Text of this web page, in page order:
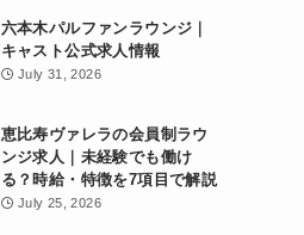
六本木パルファンラウンジ｜
キャスト公式求人情報
July 31, 2026
恵比寿ヴァレラの会員制ラウ
ンジ求人｜未経験でも働け
る？時給・特徴を7項目で解説
July 25, 2026